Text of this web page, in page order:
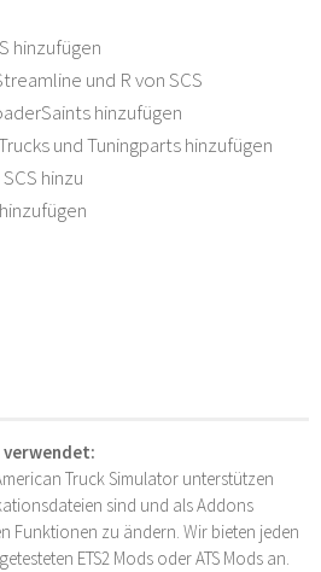
hinzufügen
und R von SCS
hinzufügen
und Tuningparts hinzufügen
hinzu
verwendet:
Truck Simulator unterstützen
sind und als Addons
Funktionen zu ändern. Wir bieten jeden
ETS2 Mods oder ATS Mods an.